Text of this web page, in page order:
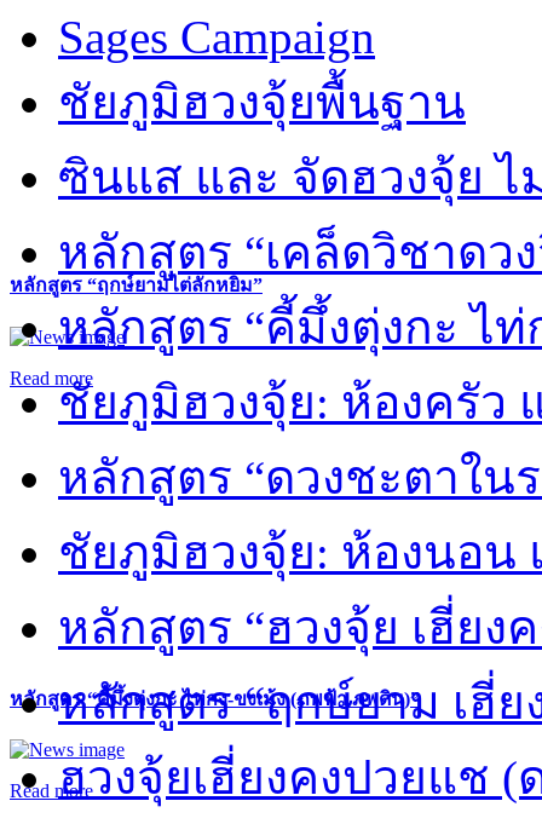
หลักสูตร “ฤกษ์ยามไต่ลักหยิ่ม”
Read more
หลักสูตร “คี้มึ้งตุ่งกะ ไท่กง-ขงเม้ง (ภพฟ้า ภพดิน)”
Read more
Sages Campaign
ชัยภูมิฮวงจุ้ยพื้นฐาน
ซินแส และ จัดฮวงจุ้ย ไ
หลักสูตร “เคล็ดวิชาดว
หลักสูตร “คี้มึ้งตุ่งกะ ไ
ชัยภูมิฮวงจุ้ย: ห้องครัว
หลักสูตร “ดวงชะตาใน
ชัยภูมิฮวงจุ้ย: ห้องนอน
หลักสูตร “ฮวงจุ้ย เฮี่ยง
หลักสูตร “ฤกษ์ยาม เฮี่ย
ฮวงจุ้ยเฮี่ยงคงปวยแช (